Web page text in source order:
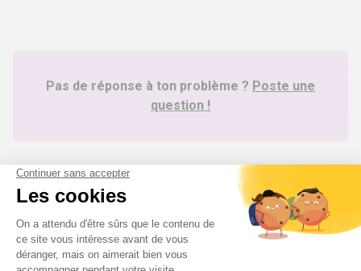
Pas de réponse à ton problème ? Poste une
question !
digiSchool Éducation